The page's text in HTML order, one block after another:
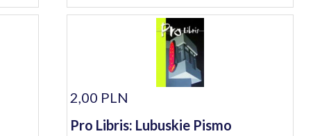
2,00 PLN
Pro Libris: Lubuskie Pismo